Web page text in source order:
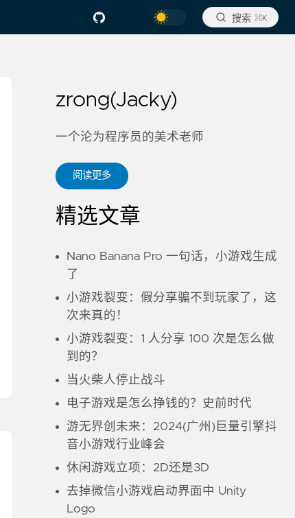
搜索 ⌘K
zrong(Jacky)
一个沦为程序员的美术老师
阅读更多
精选文章
Nano Banana Pro 一句话，小游戏生成
了
小游戏裂变：假分享骗不到玩家了，这
次来真的！
小游戏裂变：1 人分享 100 次是怎么做
到的？
当火柴人停止战斗
电子游戏是怎么挣钱的？史前时代
游无界创未来：2024(广州)巨量引擎抖
音小游戏行业峰会
休闲游戏立项：2D还是3D
去掉微信小游戏启动界面中 Unity
Logo